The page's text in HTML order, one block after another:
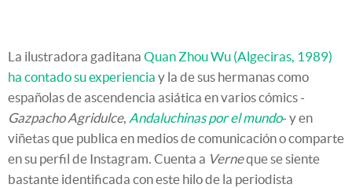
La ilustradora gaditana Quan Zhou Wu (Algeciras, 1989)
ha contado su experiencia y la de sus hermanas como
españolas de ascendencia asiática en varios cómics -
Gazpacho Agridulce, Andaluchinas por el mundo- y en
viñetas que publica en medios de comunicación o comparte
en su perfil de Instagram. Cuenta a Verneque se siente
bastante identificada con este hilo de la periodista